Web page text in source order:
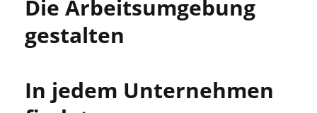
Die Arbeitsumgebung
gestalten
In jedem Unternehmen